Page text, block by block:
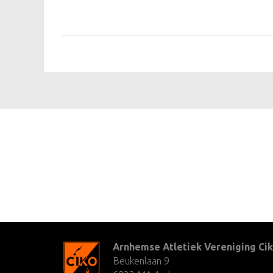
Arnhemse Atletiek Vereniging
Beukenlaan 9